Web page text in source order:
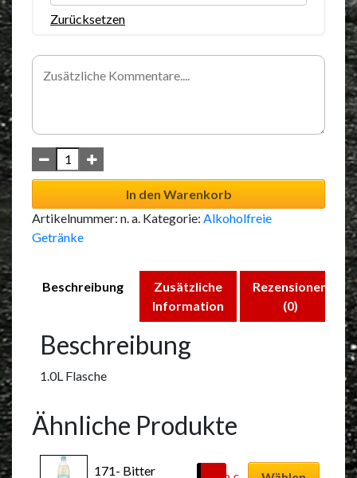
Zurücksetzen
In den Warenkorb
Artikelnummer: n. a. Kategorie: Alkoholfreie
Getränke
Beschreibung
Zusätzliche
Information
Rezensionen
(0)
Beschreibung
1.0L Flasche
Ähnliche Produkte
171- Bitter
Produkt